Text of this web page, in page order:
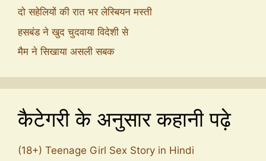
दो सहेलियों की रात भर लेस्बियन मस्ती
हसबंड ने खुद चुदवाया विदेशी से
मैम ने सिखाया असली सबक
कैटेगरी के अनुसार कहानी पढ़े
(18+) Teenage Girl Sex Story in Hindi